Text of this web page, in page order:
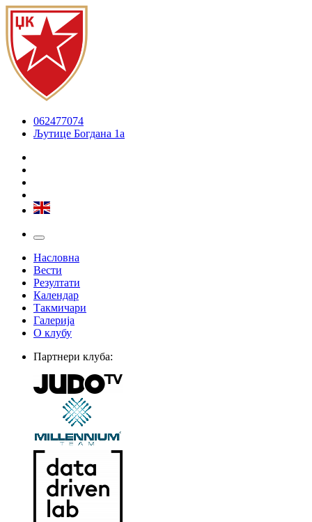
062477074
Љутице Богдана 1а
Насловна
Вести
Резултати
Календар
Такмичари
Галерија
О клубу
Партнери клуба: